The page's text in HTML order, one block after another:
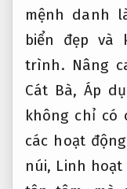
mệnh danh
biển đẹp và
trình. Nâng
Cát Bà,Áp
không chỉ có
các hoạt
núi, Linh hoạt